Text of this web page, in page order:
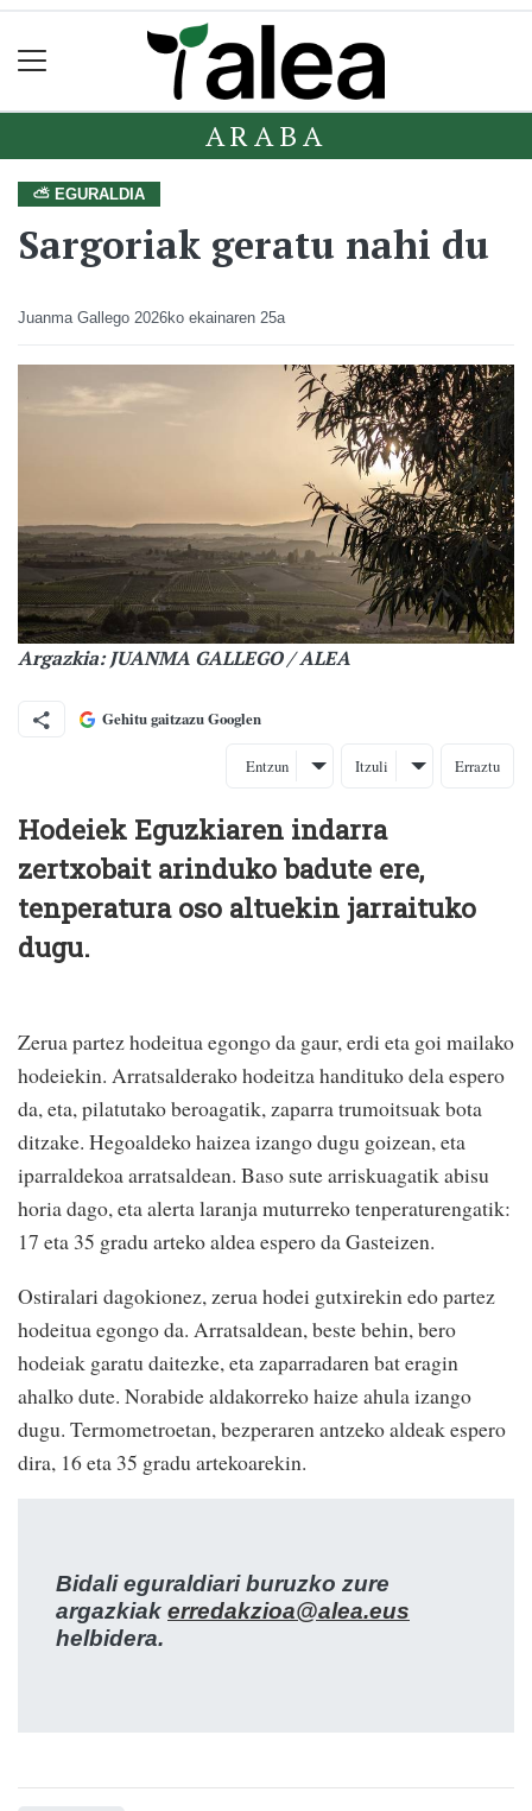
ARABA
⛅ EGURALDIA
Sargoriak geratu nahi du
Juanma Gallego 2026ko ekainaren 25a
Argazkia: JUANMA GALLEGO / ALEA
Gehitu gaitzazu Googlen
Entzun Itzuli Erraztu
Hodeiek Eguzkiaren indarra
zertxobait arinduko badute ere,
tenperatura oso altuekin jarraituko
dugu.
Zerua partez hodeitua egongo da gaur, erdi eta goi mailako
hodeiekin. Arratsalderako hodeitza handituko dela espero
da, eta, pilatutako beroagatik, zaparra trumoitsuak bota
ditzake. Hegoaldeko haizea izango dugu goizean, eta
iparraldekoa arratsaldean. Baso sute arriskuagatik abisu
horia dago, eta alerta laranja muturreko tenperaturengatik:
17 eta 35 gradu arteko aldea espero da Gasteizen.
Ostiralari dagokionez, zerua hodei gutxirekin edo partez
hodeitua egongo da. Arratsaldean, beste behin, bero
hodeiak garatu daitezke, eta zaparradaren bat eragin
ahalko dute. Norabide aldakorreko haize ahula izango
dugu. Termometroetan, bezperaren antzeko aldeak espero
dira, 16 eta 35 gradu artekoarekin.
Bidali eguraldiari buruzko zure
argazkiak erredakzioa@alea.eus
helbidera.